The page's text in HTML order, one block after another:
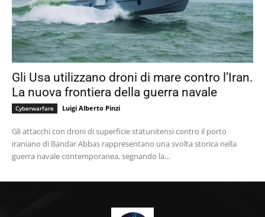
Gli Usa utilizzano droni di mare contro l’Iran.
La nuova frontiera della guerra navale
Cyberwarfare Luigi Alberto Pinzi
Gli attacchi con droni di superficie statunitensi contro il porto
iraniano di Bandar Abbas rappresentano una svolta storica nella
guerra navale contemporanea, segnando la...